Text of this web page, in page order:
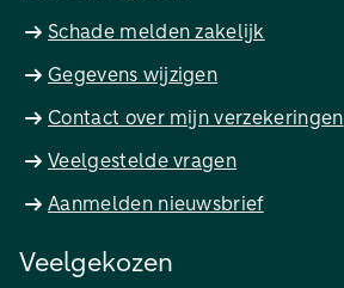
Schade melden zakelijk
Gegevens wijzigen
Contact over mijn verzekeringen
Veelgestelde vragen
Aanmelden nieuwsbrief
Veelgekozen